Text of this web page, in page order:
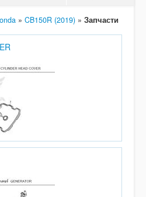
» CB150R (2019) » Запчасти